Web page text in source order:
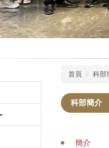
首頁 科部
科部簡介
簡介